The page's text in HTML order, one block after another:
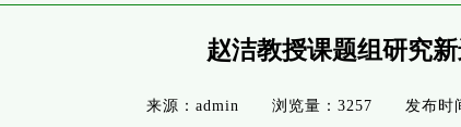
赵洁教授课题组研究
来源：admin 浏览量：3257 发布时